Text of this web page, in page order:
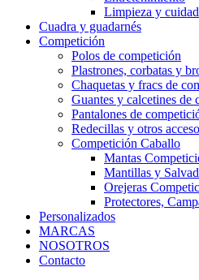
Limpieza y
Cuadra y guadarnés
Competición
Polos de competición
Plastrones, corbatas y
Chaquetas y fracs de
Guantes y calcetines de
Pantalones de
Redecillas y otros
Competición Caballo
Mantas
Mantillas y
Orejeras
Protectores,
Personalizados
MARCAS
NOSOTROS
Contacto